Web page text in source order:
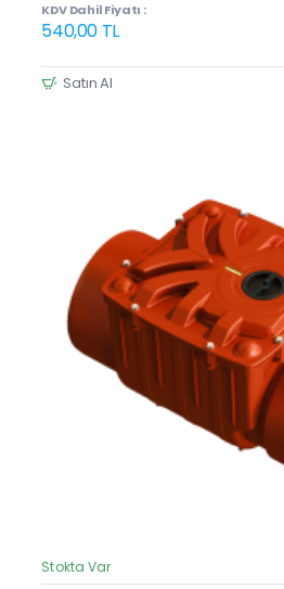
KDV Dahil Fiyatı :
540,00 TL
Satın Al
Stokta Var